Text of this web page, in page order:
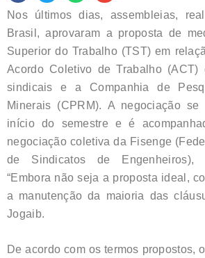
Nos últimos dias, assembleias,
Brasil, aprovaram a proposta de
Superior do Trabalho (TST) em
Acordo Coletivo de Trabalho (ACT)
sindicais e a Companhia de
Minerais (CPRM). A negociação
início do semestre e é
negociação coletiva da Fisenge
de Sindicatos de Engenheiros),
“Embora não seja a proposta ideal,
a manutenção da maioria das
Jogaib.
De acordo com os termos propostos,